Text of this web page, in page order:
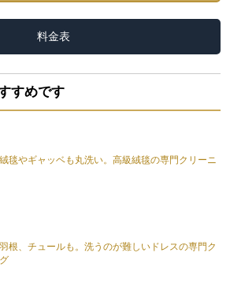
料金表
すめです
毯やギャッベも丸洗い。高級絨毯の専門クリーニ
根、チュールも。洗うのが難しいドレスの専門ク